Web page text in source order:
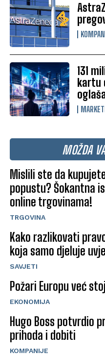
131
kartu
MOŽDA
Mislili ste da
popustu? Šokantna
online trgovinama!
TRGOVINA
Kako razlikovati
koja samo djeluje
SAVJETI
Požari Europu već
EKONOMIJA
Hugo Boss potvrdio
prihoda i dobiti
KOMPANIJE